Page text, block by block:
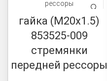
гайка (М20х1.5)
853525-009
стремянки
передней рессоры